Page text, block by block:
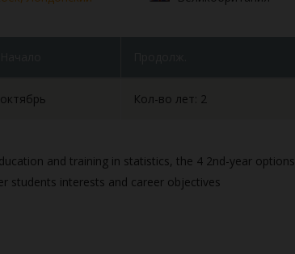
октябрь Кол-во лет: 2
and training in statistics, the 4 2nd-year options
students interests and career objectives